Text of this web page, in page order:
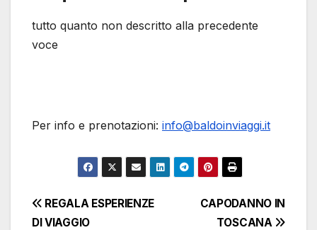
tutto quanto non descritto alla precedente
voce
Per info e prenotazioni: info@baldoinviaggi.it
Navigazione
CAPODANNO IN
TOSCANA
REGALA ESPERIENZE
DI VIAGGIO